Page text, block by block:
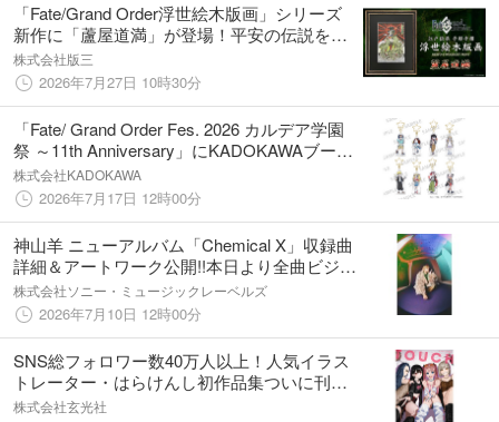
「Fate/Grand Order浮世絵木版画」シリーズ
新作に「蘆屋道満」が登場！平安の伝説を宿
す法師陰陽師を江戸伝承の手彫り・手摺り木
版画で表現。限定300部、7月29日（水）より
予約販売開始
株式会社版三
2026年7月27日 10時30分
「Fate/ Grand Order Fes. 2026 カルデア学園
祭 ～11th Anniversary」にKADOKAWAブース
出展！ 新規描き下ろしを含む新商品を販
売！！
株式会社KADOKAWA
2026年7月17日 12時00分
神山羊 ニューアルバム「Chemical X」収録曲
詳細＆アートワーク公開!!本日より全曲ビジュ
アライザーがSNSで解禁！
株式会社ソニー・ミュージックレーベルズ
2026年7月10日 12時00分
SNS総フォロワー数40万人以上！人気イラス
トレーター・はらけんし初作品集ついに刊
行！
株式会社玄光社